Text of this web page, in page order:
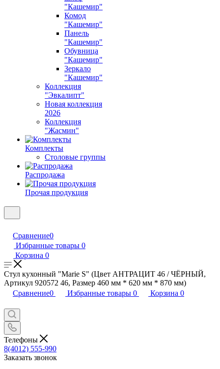
"Кашемир"
Комод
"Кашемир"
Панель
"Кашемир"
Обувница
"Кашемир"
Зеркало
"Кашемир"
Коллекция
"Эвкалипт"
Новая коллекция
2026
Коллекция
"Жасмин"
Комплекты
Столовые группы
Распродажа
Прочая продукция
Сравнение0
Избранные товары 0
Корзина 0
Стул кухонный "Marie S" (Цвет АНТРАЦИТ 46 / ЧЁРНЫЙ,
Артикул 920572 46, Размер 460 мм * 620 мм * 870 мм)
Сравнение0 Избранные товары 0 Корзина 0
Телефоны
8(4012) 555-990
Заказать звонок